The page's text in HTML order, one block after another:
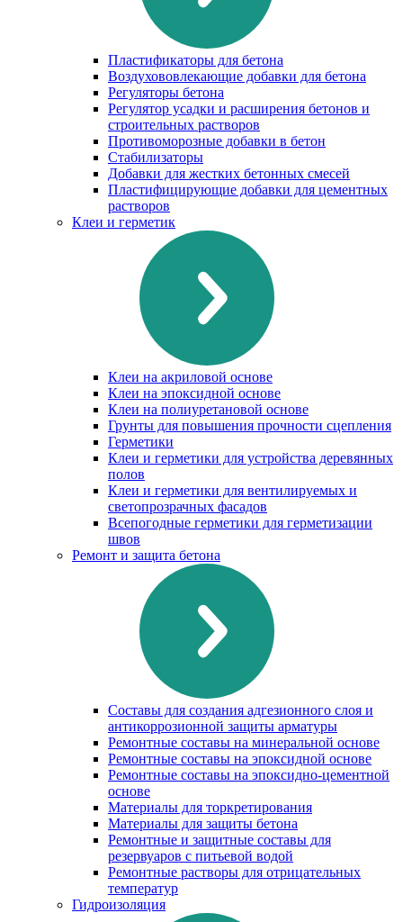
Пластификаторы для бетона
Воздухововлекающие добавки для бетона
Регуляторы бетона
Регулятор усадки и расширения бетонов и
строительных растворов
Противоморозные добавки в бетон
Стабилизаторы
Добавки для жестких бетонных смесей
Пластифицирующие добавки для цементных
растворов
Клеи и герметик
Клеи на акриловой основе
Клеи на эпоксидной основе
Клеи на полиуретановой основе
Грунты для повышения прочности сцепления
Герметики
Клеи и герметики для устройства деревянных
полов
Клеи и герметики для вентилируемых и
светопрозрачных фасадов
Всепогодные герметики для герметизации
швов
Ремонт и защита бетона
Составы для создания адгезионного слоя и
антикоррозионной защиты арматуры
Ремонтные составы на минеральной основе
Ремонтные составы на эпоксидной основе
Ремонтные составы на эпоксидно-цементной
основе
Материалы для торкретирования
Материалы для защиты бетона
Ремонтные и защитные составы для
резервуаров с питьевой водой
Ремонтные растворы для отрицательных
температур
Гидроизоляция